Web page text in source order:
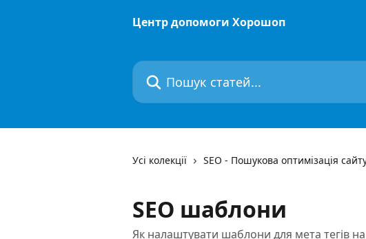
Центр допомоги Хорошоп
Пошук статей...
Усі колекції SEO - Пошукова оптимізація
SEO шаблони
Як налаштувати шаблони для мета тегів на